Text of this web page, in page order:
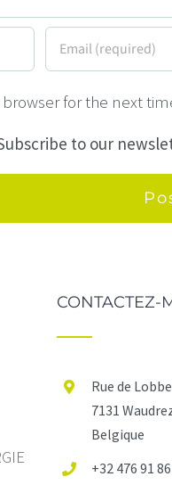
for the next
to our
CONTACTEZ-
Rue de
7131
Belgique
+32 476 91